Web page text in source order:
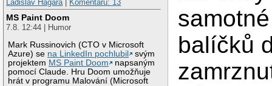
Ladislav Hagara
Komentářů: 13
MS Paint Doom
7.8. 12:44 | Humor
Mark Russinovich (CTO v Microsoft
Azure) se na LinkedIn pochlubil
svým
projektem MS Paint Doom
napsaným
pomocí Claude. Hru Doom umožňuje
hrát v programu Malování (Microsoft
balíčků